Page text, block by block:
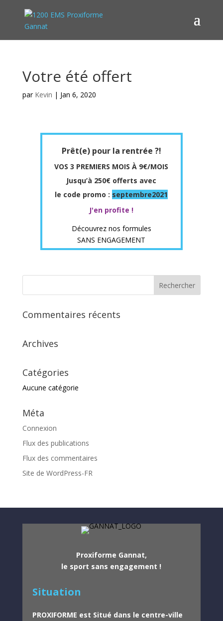
Votre été offert
par Kevin | Jan 6, 2020
Prêt(e) pour la rentrée ?!
VOS 3 PREMIERS MOIS À 9€/MOIS
Jusqu’à 250€ offerts avec
le code promo : septembre2021
J'en profite !
Découvrez nos formules
SANS ENGAGEMENT
Commentaires récents
Archives
Catégories
Aucune catégorie
Méta
Connexion
Flux des publications
Flux des commentaires
Site de WordPress-FR
Proxiforme Gannat,
le sport sans engagement !
Situation
PROXIFORME est Situé dans le centre-ville